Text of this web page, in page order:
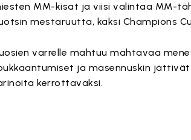
MM-kisat ja viisi valintaa MM-
mestaruutta, kaksi Champions
varrelle mahtuu mahtavaa
ja masennuskin
kerrottavaksi.